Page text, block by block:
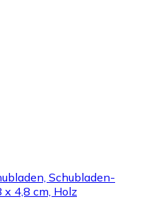
Schubladen-
x 4,8 cm, Holz